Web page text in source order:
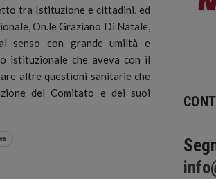
tra Istituzione e cittadini, ed
On.le Graziano Di Natale,
senso con grande umiltà e
istituzionale che aveva con il
altre questioni sanitarie che
del Comitato e dei suoi